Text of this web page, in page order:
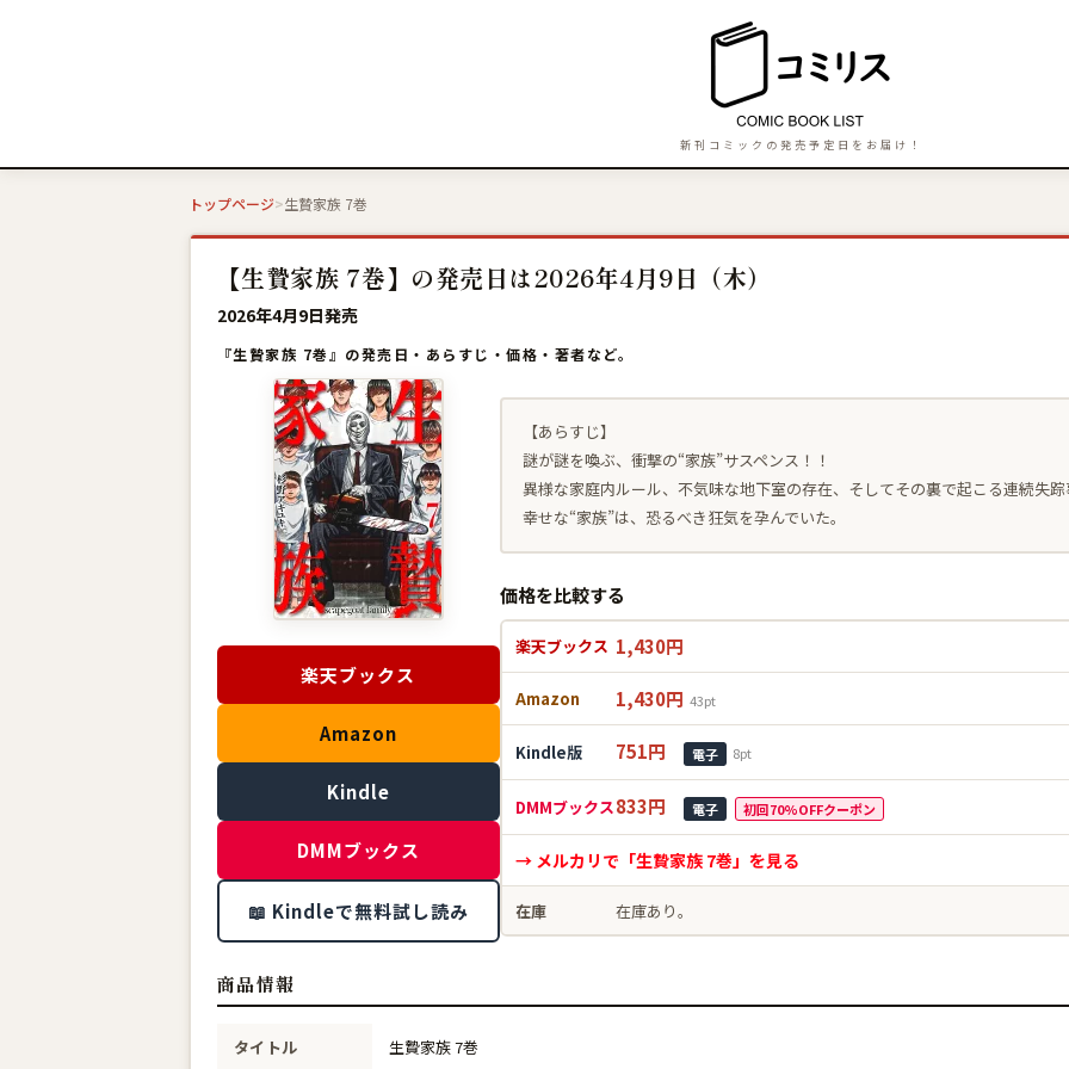
新刊コミックの発売予定日をお届け！
トップページ 生贄家族 7巻
【生贄家族 7巻】の発売日は2026年4月9日（木）
2026年4月9日発売
『生贄家族 7巻』の発売日・あらすじ・価格・著者など。
楽天ブックス
Amazon
Kindle
DMMブックス
📖 Kindleで無料試し読み
【あらすじ】
謎が謎を喚ぶ、衝撃の“家族”サスペンス！！
異様な家庭内ルール、不気味な地下室の存在、そしてその裏で起こる連続失踪
幸せな“家族”は、恐るべき狂気を孕んでいた。
価格を比較する
楽天ブックス 1,430円
Amazon 1,430円 43pt
Kindle版 751円 電子 8pt
DMMブックス833円 電子 初回70%OFFクーポン
→ メルカリで「生贄家族 7巻」を見る
在庫 在庫あり。
商品情報
タイトル 生贄家族 7巻